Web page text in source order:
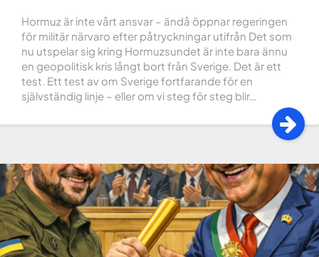
Hormuz är inte vårt ansvar – ändå öppnar regeringen
för militär närvaro efter påtryckningar utifrån Det som
nu utspelar sig kring Hormuzsundet är inte bara ännu
en geopolitisk kris långt bort från Sverige. Det är ett
test. Ett test av om Sverige fortfarande för en
självständig linje – eller om vi steg för steg blir…